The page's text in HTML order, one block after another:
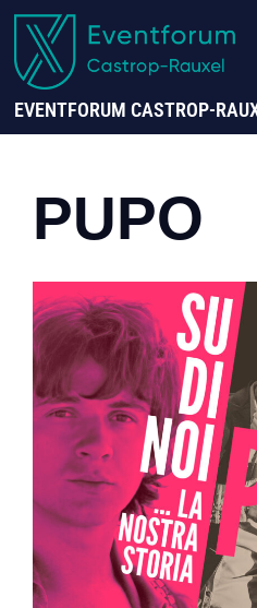
EVENTFORUM CASTROP-
PUPO